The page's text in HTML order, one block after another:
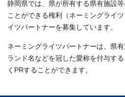
静岡県では、県が所有する県有施設
ことができる権利（ネーミングライ
イツパートナーを募集しています。
ネーミングライツパートナーは、県
ランド名などを冠した愛称を付与す
くPRすることができます。